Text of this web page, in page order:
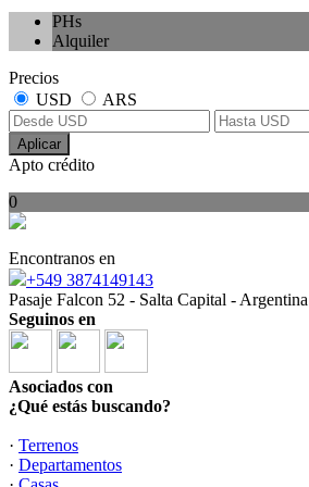
PHs
Alquiler
Precios
USD
ARS
Aplicar
Apto crédito
0
Encontranos en
+549 3874149143
Pasaje Falcon 52 - Salta Capital - Argentina
Seguinos en
Asociados con
¿Qué estás buscando?
· Terrenos
· Departamentos